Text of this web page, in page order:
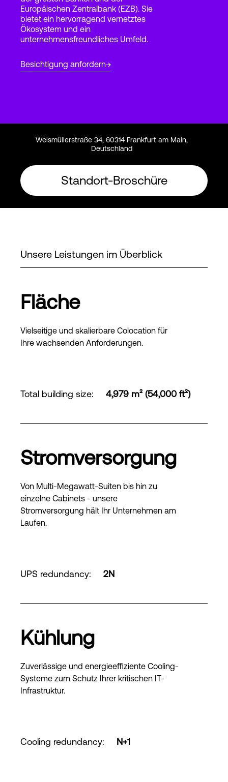
Login
Europäischen Zentralbank (EZB). Sie
bietet ein hervorragend vernetztes
Ökosystem und ein
unternehmensfreundliches Umfeld.
Besichtigung anfordern
Weismüllerstraße 34, 60314 Frankfurt am Main,
Deutschland
Standort-Broschüre
Unsere Leistungen im Überblick
Fläche
Vielseitige und skalierbare Colocation für
Ihre wachsenden Anforderungen.
Total building size: 4,979 m² (54,000 ft²)
Stromversorgung
Von Multi-Megawatt-Suiten bis hin zu
einzelne Cabinets - unsere
Stromversorgung hält Ihr Unternehmen am
Laufen.
UPS redundancy: 2N
Kühlung
Zuverlässige und energieeffiziente Cooling-
Systeme zum Schutz Ihrer kritischen IT-
Infrastruktur.
Cooling redundancy: N+1